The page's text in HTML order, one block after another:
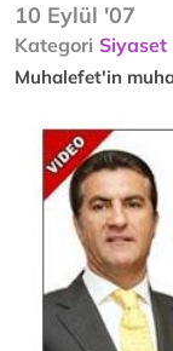
10 Eylül '07
Kategori Siyaset
Muhalefet'in